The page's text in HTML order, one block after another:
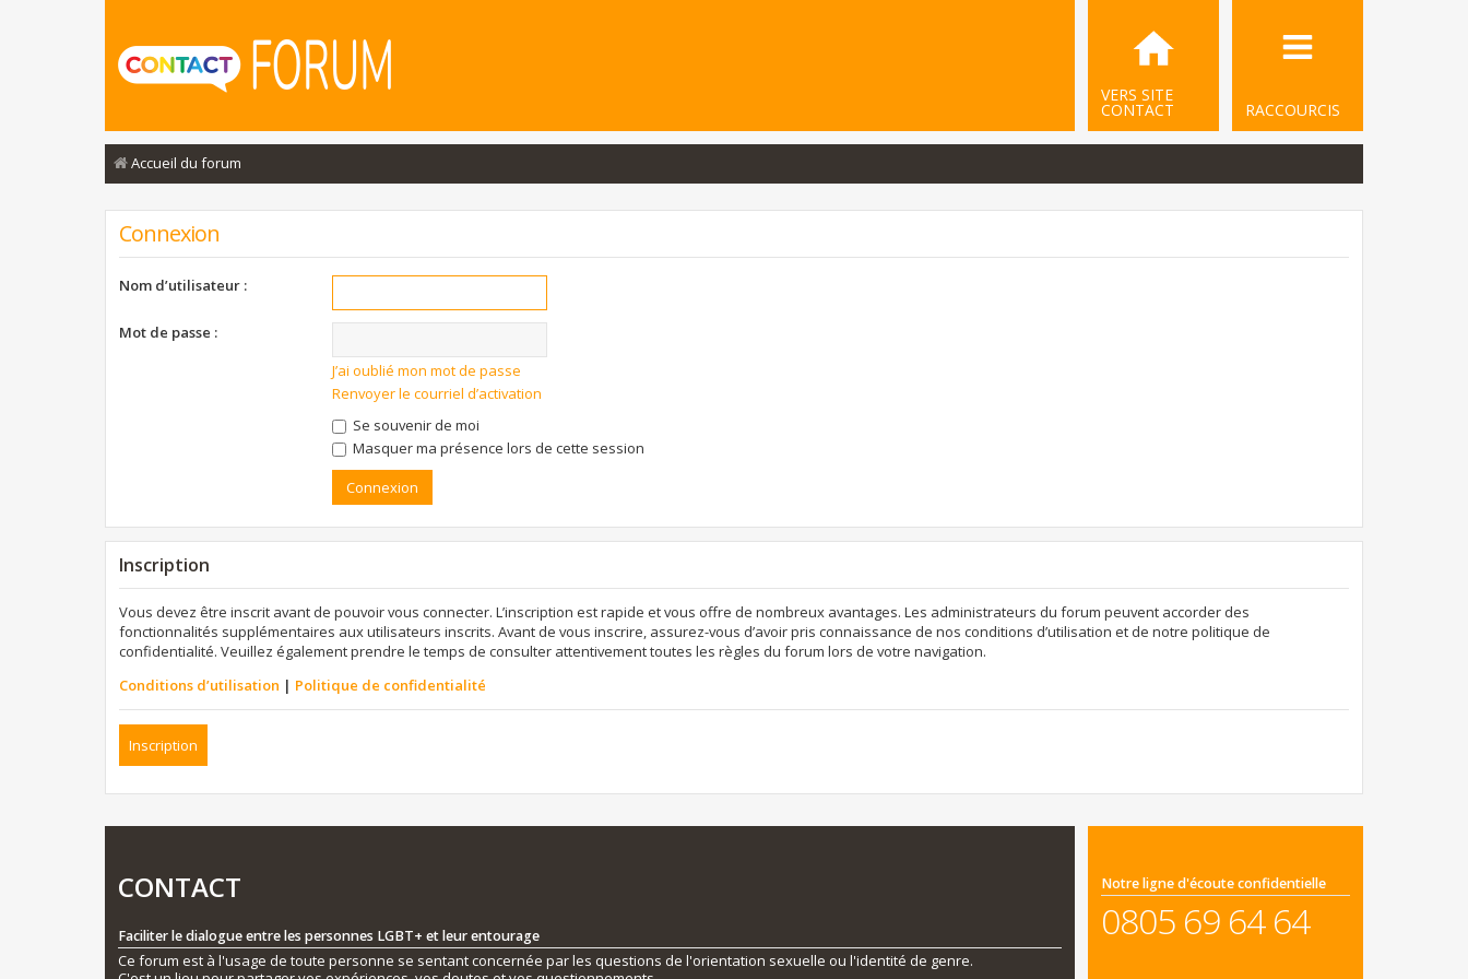
RACCOURCIS
VERS SITE
CONTACT
Accueil du forum
Connexion
Nom d’utilisateur :
Mot de passe :
J’ai oublié mon mot de passe
Renvoyer le courriel d’activation
Se souvenir de moi
Masquer ma présence lors de cette session
Inscription
Vous devez être inscrit avant de pouvoir vous connecter. L’inscription est rapide et vous offre de nombreux avantages. Les administrateurs du forum peuvent accorder des
fonctionnalités supplémentaires aux utilisateurs inscrits. Avant de vous inscrire, assurez-vous d’avoir pris connaissance de nos conditions d’utilisation et de notre politique de
confidentialité. Veuillez également prendre le temps de consulter attentivement toutes les règles du forum lors de votre navigation.
Conditions d’utilisation | Politique de confidentialité
Inscription
CONTACT
Faciliter le dialogue entre les personnes LGBT+ et leur entourage
Ce forum est à l'usage de toute personne se sentant concernée par les questions de l'orientation sexuelle ou l'identité de genre.
Notre ligne d'écoute confidentielle
0805 69 64 64